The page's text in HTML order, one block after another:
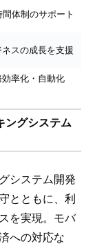
間体制のサポート
ネスの成長を支援
効率化・自動化
ングシステム
システム開発
とともに、利
を実現。モバ
への対応な